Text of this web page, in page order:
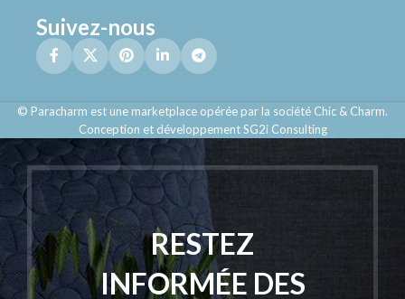
Suivez-nous
© Paracharm est une marketplace opérée par la société Chic & Charm.
Conception et développement SG2i Consulting
RESTEZ
INFORMÉE DES